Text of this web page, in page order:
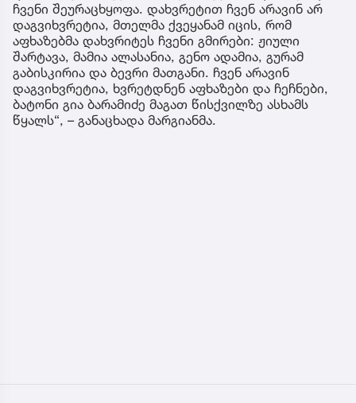
ჩვენი შეურაცხყოფა. დახვრეტით ჩვენ არავინ არ
დაგვიხვრეტია, მთელმა ქვეყანამ იცის, რომ
აფხაზებმა დახვრიტეს ჩვენი გმირები: ჟიული
შარტავა, მამია ალასანია, გენო ადამია, გურამ
გაბისკირია და ბევრი მათგანი. ჩვენ არავინ
დაგვიხვრეტია, ხვრეტდნენ აფხაზები და ჩეჩნები,
ბატონი გია ბარამიძე მაგათ წისქვილზე ასხამს
წყალს“, – განაცხადა მარგიანმა.